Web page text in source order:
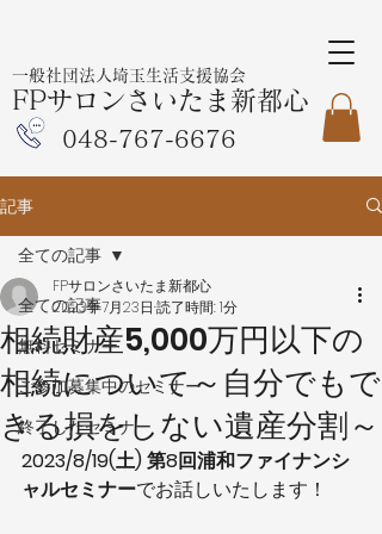
一般社団法人埼玉生活支援協会
FPサロンさいたま新都心
048-767-6676
記事
全ての記事
無料セミナー
ご参加募集中のセミナー
終了したセミナー
全ての記事
相続財産5,000万円以下の
相続について～自分でもで
きる損をしない遺産分割～
FPサロンさいたま新都心
2023年7月23日 読了時間: 1分
2023/8/19(土) 第8回浦和ファイナンシ
ャルセミナーでお話しいたします！